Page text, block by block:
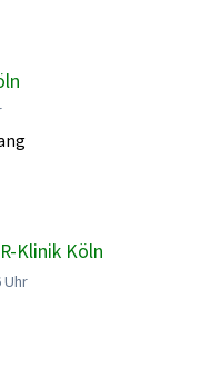
Klinik Köln
Uhr